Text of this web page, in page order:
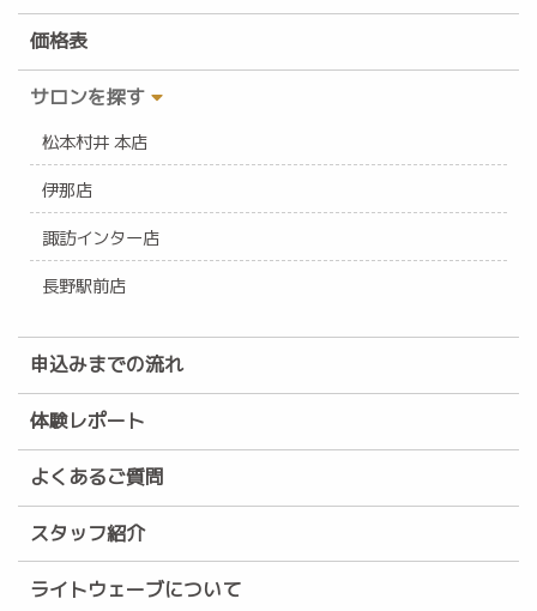
価格表
サロンを探す
松本村井 本店
伊那店
諏訪インター店
長野駅前店
申込みまでの流れ
体験レポート
よくあるご質問
スタッフ紹介
ライトウェーブについて